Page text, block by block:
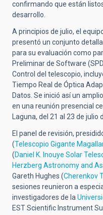
confirmando que están
desarrollo.
A principios de julio, el
presentó un conjunto
para su evaluación como
Preliminar de Software
Control del telescopio,
Tiempo Real de Óptica
Datos. Se inició así un
en una reunión presencial
Laguna, del 21 al 23 de julio
El panel de revisión,
(Telescopio Gigante
(Daniel K. Inouye Solar
Herzberg Astronomy and
Gareth Hughes (Cherenkov
sesiones reunieron a
investigadores de la
EST Scientific Instrument